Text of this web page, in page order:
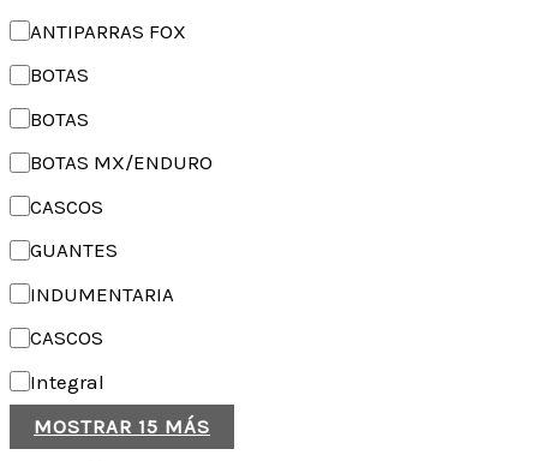
ANTIPARRAS FOX
BOTAS
BOTAS
BOTAS MX/ENDURO
CASCOS
GUANTES
INDUMENTARIA
CASCOS
Integral
MOSTRAR 15 MÁS